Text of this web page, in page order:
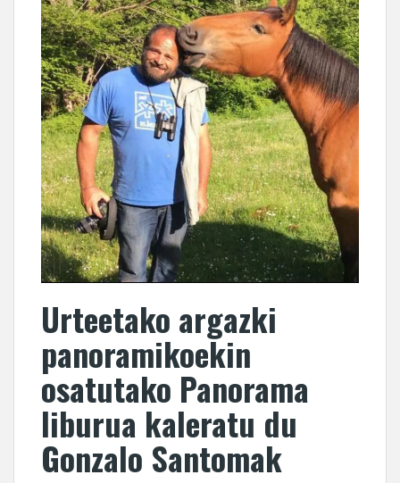
Urteetako argazki
panoramikoekin
osatutako Panorama
liburua kaleratu du
Gonzalo Santomak